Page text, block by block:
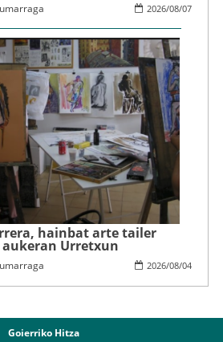
2026/08/07
hainbat arte tailer
Urretxun
2026/08/04
Goierriko Hitza